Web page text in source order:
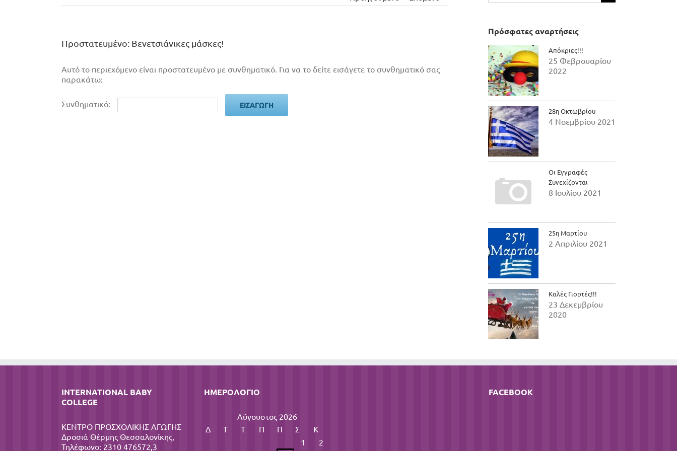
Πρoστατευμένο: Βενετσιάνικες μάσκες!
Αυτό το περιεχόμενο είναι προστατευμένο με συνθηματικό. Για να το δείτε εισάγετε το συνθηματικό σας
παρακάτω:
Συνθηματικό:
για:
Πρόσφατες αναρτήσεις
Απόκριες!!!
25 Φεβρουαρίου
2022
28η Οκτωβρίου
4 Νοεμβρίου 2021
Οι Εγγραφές
Συνεχίζονται
8 Ιουλίου 2021
25η Μαρτίου
2 Απριλίου 2021
Καλές Γιορτές!!!
23 Δεκεμβρίου
2020
INTERNATIONAL BABY
COLLEGE
ΚΕΝΤΡΟ ΠΡΟΣΧΟΛΙΚΗΣ ΑΓΩΓΗΣ
Δροσιά Θέρμης Θεσσαλονίκης,
Τηλέφωνο: 2310 476572,3
ΗΜΕΡΟΛΌΓΙΟ
Αύγουστος 2026
Δ
Τ Τ Π Π Σ
Κ
1
2
FACEBOOK